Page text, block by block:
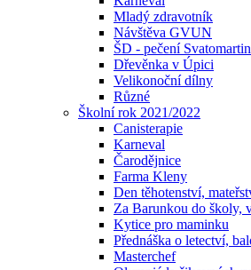
Mladý zdravotník
Návštěva GVUN
ŠD - pečení
Dřevěnka v Úpici
Velikonoční dílny
Různé
Školní rok 2021/2022
Canisterapie
Karneval
Čarodějnice
Farma Kleny
Den těhotenství,
Za Barunkou do školy,
Kytice pro maminku
Přednáška o letectví,
Masterchef